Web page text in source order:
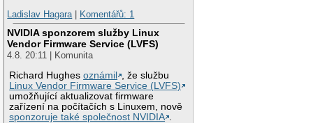
Ladislav Hagara| Komentářů: 1
NVIDIA sponzorem služby Linux
Vendor Firmware Service (LVFS)
4.8. 20:11 | Komunita
Richard Hughesoznámil
, že službu
Linux Vendor Firmware Service (LVFS)
umožňující aktualizovat firmware
zařízení na počítačích s Linuxem, nově
sponzoruje také společnost NVIDIA